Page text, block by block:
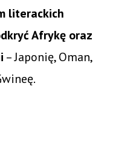
literackich
Afrykę oraz
– Japonię, Oman,